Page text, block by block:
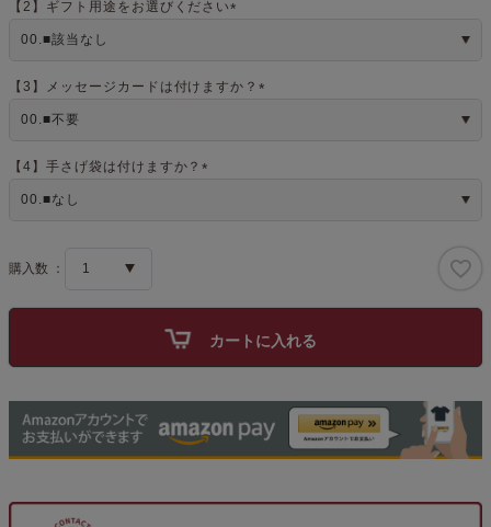
【2】ギフト用途をお選びください
)
【3】メッセージカードは付けますか？
【4】手さげ袋は付けますか？
カートに入れる